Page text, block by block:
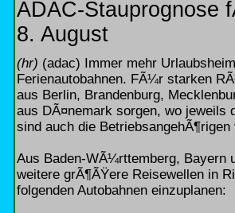
ADAC-Stauprognose
8. August
(hr) (adac) Immer mehr
Ferienautobahnen. FÃ¼r starken
aus Berlin, Brandenburg,
aus DÃ¤nemark sorgen, wo jeweils
sind auch die
Aus Baden-WÃ¼rttemberg, Bayern
weitere grÃ¶ÃŸere Reisewellen in
folgenden Autobahnen einzuplanen: